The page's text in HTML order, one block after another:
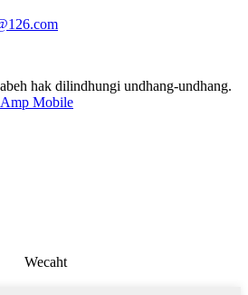
hak dilindhungi undhang-undhang.
Amp Mobile
Wecaht